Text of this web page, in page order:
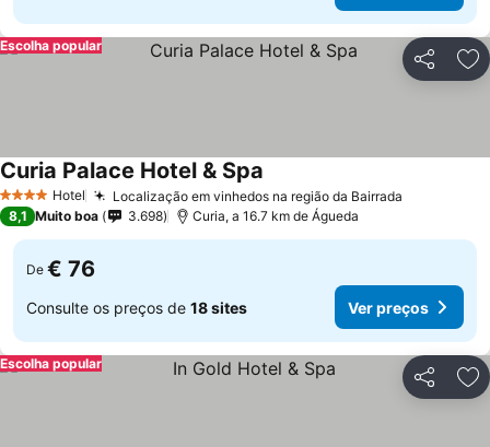
Partilhar
Escolha popular
4 EstrelasHotel Localização em vinhedos na região da Bairrada
Curia Palace Hotel & Spa
8,1 Muito boa 3.698 Curia, a 16.7 km de Águeda
De € 76
Consulte os preços de 18 sites Ver preços
Partilhar
Escolha popular